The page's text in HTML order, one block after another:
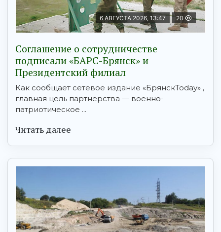
6 АВГУСТА 2026, 13:47 20
Соглашение о сотрудничестве
подписали «БАРС-Брянск» и
Президентский филиал
Как сообщает сетевое издание «БрянскToday» ,
главная цель партнёрства — военно-
патриотическое ...
Читать далее